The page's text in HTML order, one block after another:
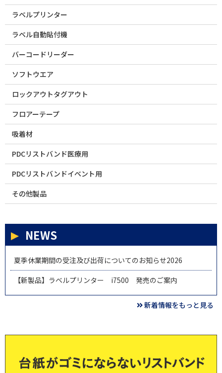
ラベルプリンター
ラベル自動貼付機
バーコードリーダー
ソフトウエア
ロックアウトタグアウト
フロアーテープ
吸着材
PDCリストバンド医療用
PDCリストバンドイベント用
その他製品
NEWS
夏季休業期間の受注及び出荷についてのお知らせ2026
【新製品】ラベルプリンター i7500 発売のご案内
新着情報をもっと見る